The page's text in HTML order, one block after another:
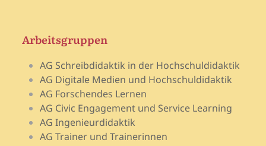
Arbeitsgruppen
AG Schreibdidaktik in der Hochschuldidaktik
AG Digitale Medien und Hochschuldidaktik
AG Forschendes Lernen
AG Civic Engagement und Service Learning
AG Ingenieurdidaktik
AG Trainer und Trainerinnen